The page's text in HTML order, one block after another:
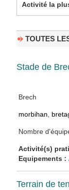
Activité la
TOUTES
Stade de
Brech
morbihan
Nombre
Activité(s)
Equipements :
Terrain de